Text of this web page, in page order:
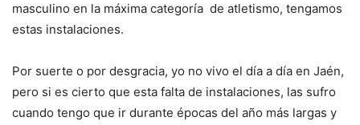
masculino en la máxima categoría de atletismo, tengamos
estas instalaciones.
Por suerte o por desgracia, yo no vivo el día a día en Jaén,
pero si es cierto que esta falta de instalaciones, las sufro
cuando tengo que ir durante épocas del año más largas y